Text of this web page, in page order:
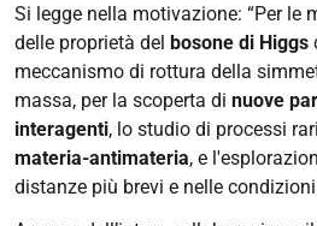
Si legge nella motivazione: “Per le
delle proprietà del bosone di Higgs
meccanismo di rottura della
massa, per la scoperta di nuove
interagenti, lo studio di processi
materia-antimateria, e
distanze più brevi e nelle